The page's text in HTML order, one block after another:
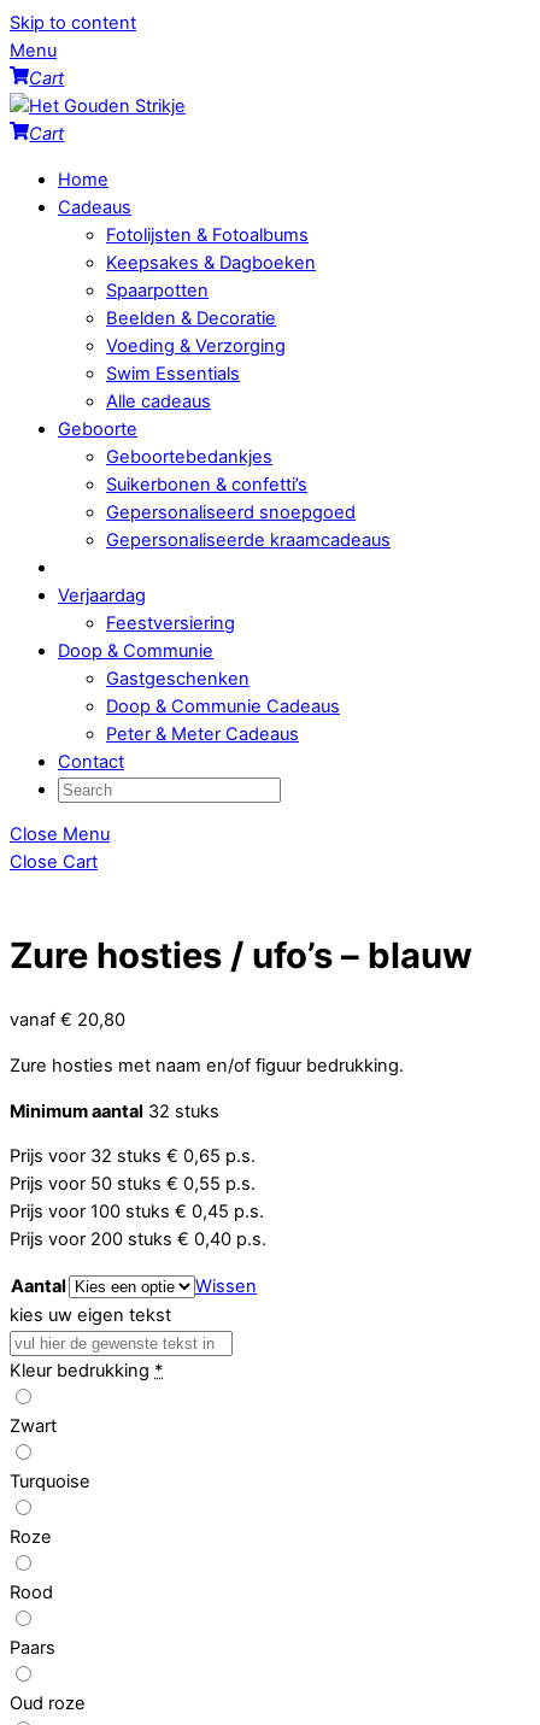
Skip to content
Menu
Cart
Cart
Home
Cadeaus
Fotolijsten & Fotoalbums
Keepsakes & Dagboeken
Spaarpotten
Beelden & Decoratie
Voeding & Verzorging
Swim Essentials
Alle cadeaus
Geboorte
Geboortebedankjes
Suikerbonen & confetti’s
Gepersonaliseerd snoepgoed
Gepersonaliseerde kraamcadeaus
Verjaardag
Feestversiering
Doop & Communie
Gastgeschenken
Doop & Communie Cadeaus
Peter & Meter Cadeaus
Contact
Close Menu
Close Cart
Zure hosties / ufo’s – blauw
vanaf € 20,80
Zure hosties met naam en/of figuur bedrukking.
Minimum aantal 32 stuks
Prijs voor 32 stuks € 0,65 p.s.
Prijs voor 50 stuks € 0,55 p.s.
Prijs voor 100 stuks € 0,45 p.s.
Prijs voor 200 stuks € 0,40 p.s.
Aantal
Wissen
kies uw eigen tekst
Kleur bedrukking *
Zwart
Turquoise
Roze
Rood
Paars
Oud roze